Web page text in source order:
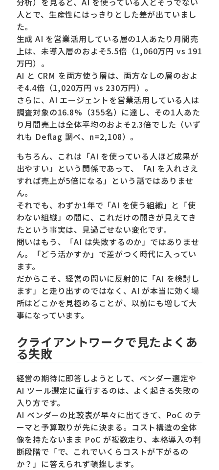
人とで、生産性にはっきりとした差が出ていまし
た。
生成 AI を営業活用している層の1人あたり月間売
上は、未導入層のおよそ5.5倍（1,060万円 vs 191
万円）。
AI と CRM を両方使う層は、両方なしの層のおよ
そ4.4倍（1,020万円 vs 230万円）。
さらに、AI エージェントを営業活用している人は
調査対象の16.8%（355名）に達し、その1人あた
り月間売上は全体平均のおよそ2.3倍でした（いず
れも Deflag 調べ、n=2,108）。
もちろん、これは「AI を使っている人ほど成果が
出やすい」という関係であって、「AI を入れさえ
すれば売上が5倍になる」という話ではありませ
ん。
それでも、わずか1年で「AI を使う組織」と「使
わない組織」の間に、これだけの開きが見えてき
たという事実は、見過ごせない変化です。
問いはもう、「AI は失敗するのか」ではありませ
ん。「どう活かすか」で差がつく時代に入ってい
ます。
だからこそ、経営の問いに反射的に「AI を検討し
ます」と走り出すのではなく、AI が本当に効く場
所はどこかを見極めることが、以前にも増して大
事になっています。
クライアントワークで見たよくあ
る失敗
経営の期待に即答しようとして、ベンダー選定や
AI ツール選定に直行するのは、よく起きる失敗の
入り方です。
AI ベンダーの比較表が早々に出てきて、PoC のテ
ーマと予算取りが先に決まる。コスト構造の全体
像を持たないまま PoC が複数走り、本格導入の判
断段階で「で、これでいくらコストが下がるの
か？」に答えられず頓挫します。